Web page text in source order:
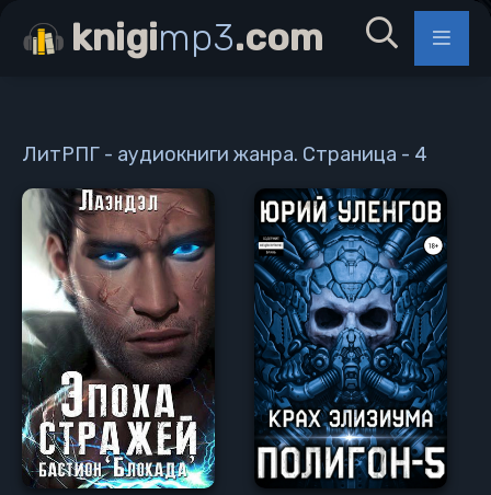
ЛитРПГ - аудиокниги жанра. Страница - 4
knigimp3.com